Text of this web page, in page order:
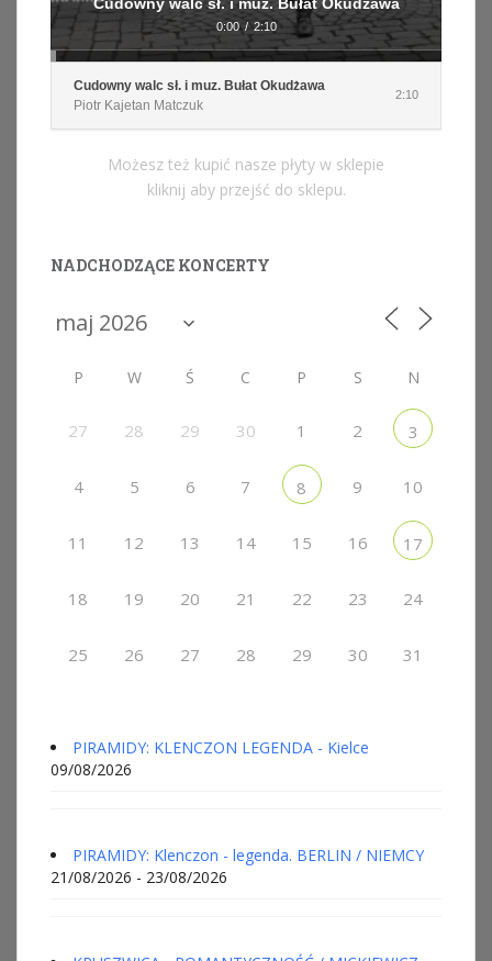
0:00 / 2:10
Cudowny walc sł. i muz. Bułat Okudżawa
Piotr Kajetan Matczuk
2:10
Możesz też kupić nasze płyty w sklepie
kliknij aby przejść do sklepu.
NADCHODZĄCE KONCERTY
P W Ś C P S N
27 28 29 30 1 2 3
4 5 6 7 8 9 10
11 12 13 14 15 16 17
18 19 20 21 22 23 24
25 26 27 28 29 30 31
PIRAMIDY: KLENCZON LEGENDA - Kielce
09/08/2026
PIRAMIDY: Klenczon - legenda. BERLIN / NIEMCY
21/08/2026 - 23/08/2026